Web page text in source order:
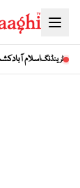
ٹرینڈنگاسلام آباد